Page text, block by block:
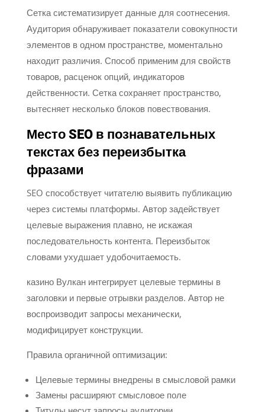
Сетка систематизирует данные для соотнесения.
Аудитория обнаруживает показатели совокупности
элементов в одном пространстве, моментально
находит различия. Способ применим для свойств
товаров, расценок опций, индикаторов
действенности. Сетка сохраняет пространство,
вытесняет несколько блоков повествования.
Место SEO в познавательных
текстах без переизбытка
фразами
SEO способствует читателю выявить публикацию
через системы платформы. Автор задействует
целевые выражения плавно, не искажая
последовательность контента. Переизбыток
словами ухудшает удобочитаемость.
казино Вулкан интегрирует целевые термины в
заголовки и первые отрывки разделов. Автор не
воспроизводит запросы механически,
модифицирует конструкции.
Правила органичной оптимизации:
Целевые термины внедрены в смысловой рамки
Замены расширяют смысловое поле